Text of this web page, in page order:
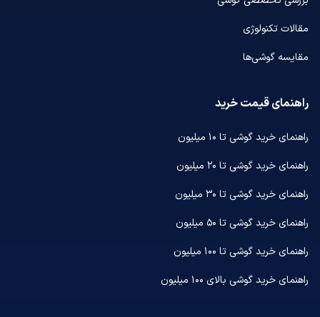
مقالات تکنولوژی
مقایسه گوشی‌ها
راهنمای قیمت خرید
راهنمای خرید گوشی تا ۱۰ میلیون
راهنمای خرید گوشی تا ۲۰ میلیون
راهنمای خرید گوشی تا ۳۰ میلیون
راهنمای خرید گوشی تا ۵۰ میلیون
راهنمای خرید گوشی تا ۱۰۰ میلیون
راهنمای خرید گوشی بالای ۱۰۰ میلیون